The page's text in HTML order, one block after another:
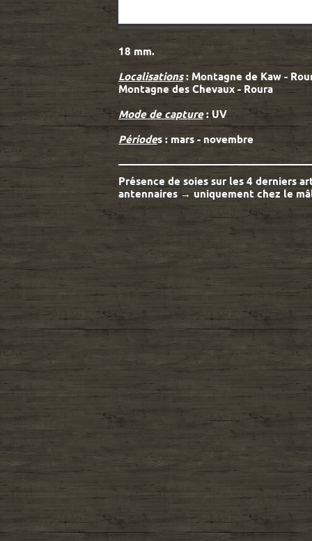
18 mm.
Localisations: Montagne de Kaw -
Montagne des Chevaux - Roura
Mode de capture: UV
Périodes : mars - novembre
Présence de soies sur les 4 derniers
antennaires → uniquement chez le